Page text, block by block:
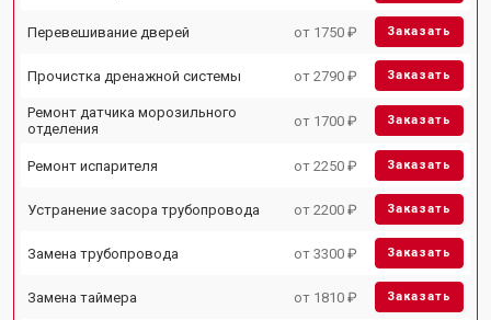
Перевешивание дверей от 1750 ₽ Заказать
Прочистка дренажной системы от 2790 ₽ Заказать
Ремонт датчика морозильного
отделения
от 1700 ₽ Заказать
Ремонт испарителя от 2250 ₽ Заказать
Устранение засора трубопровода от 2200 ₽ Заказать
Замена трубопровода от 3300 ₽ Заказать
Замена таймера от 1810 ₽ Заказать